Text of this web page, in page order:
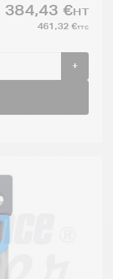
384,43 €HT
461,32 €TTC
+